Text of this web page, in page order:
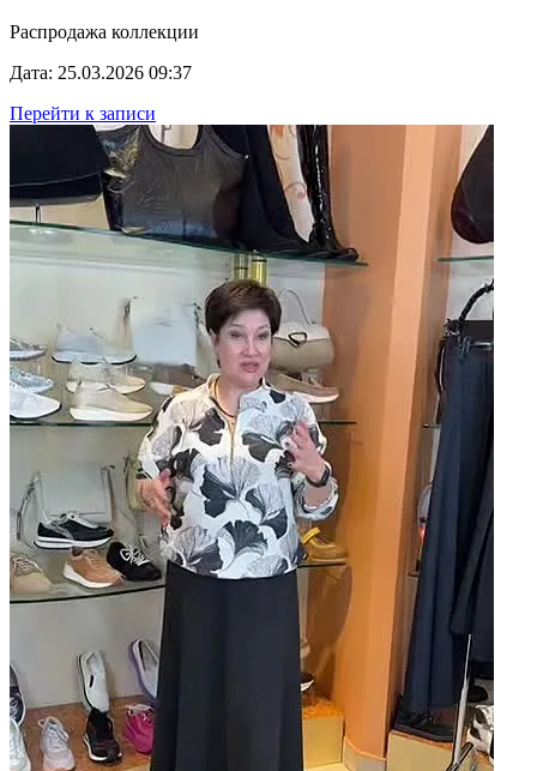
Распродажа коллекции
Дата: 25.03.2026 09:37
Перейти к записи